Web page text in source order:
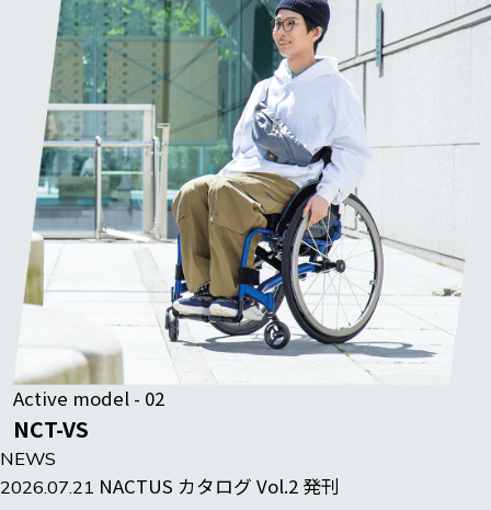
Active model - 02
NCT-VS
NEWS
2026.07.21 NACTUS カタログ Vol.2 発刊